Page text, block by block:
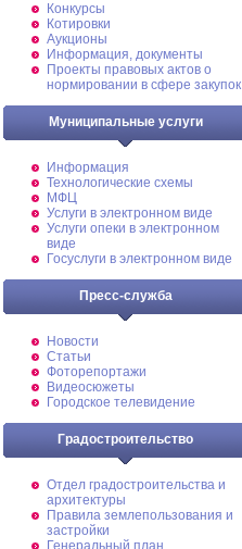
Конкурсы
Котировки
Аукционы
Информация, документы
Проекты правовых актов о
нормировании в сфере закупок
Муниципальные услуги
Информация
Технологические схемы
МФЦ
Услуги в электронном виде
Услуги опеки в электронном
виде
Госуслуги в электронном виде
Пресс-служба
Новости
Статьи
Фоторепортажи
Видеосюжеты
Городское телевидение
Градостроительство
Отдел градостроительства и
архитектуры
Правила землепользования и
застройки
Генеральный план